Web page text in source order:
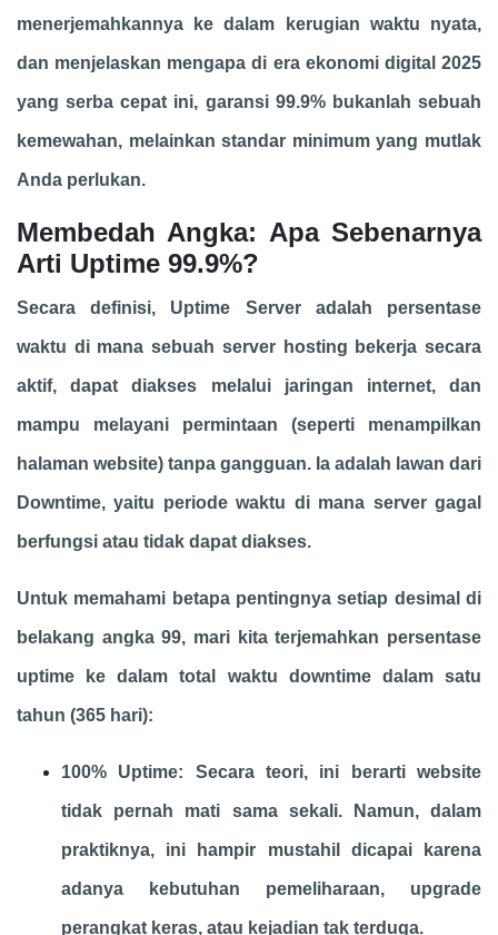
menerjemahkannya ke dalam kerugian waktu nyata,
dan menjelaskan mengapa di era ekonomi digital 2025
yang serba cepat ini, garansi 99.9% bukanlah sebuah
kemewahan, melainkan standar minimum yang mutlak
Anda perlukan.
Membedah Angka: Apa Sebenarnya
Arti Uptime 99.9%?
Secara definisi, Uptime Server adalah persentase
waktu di mana sebuah server hosting bekerja secara
aktif, dapat diakses melalui jaringan internet, dan
mampu melayani permintaan (seperti menampilkan
halaman website) tanpa gangguan. Ia adalah lawan dari
Downtime, yaitu periode waktu di mana server gagal
berfungsi atau tidak dapat diakses.
Untuk memahami betapa pentingnya setiap desimal di
belakang angka 99, mari kita terjemahkan persentase
uptime ke dalam total waktu downtime dalam satu
tahun (365 hari):
100% Uptime: Secara teori, ini berarti website
tidak pernah mati sama sekali. Namun, dalam
praktiknya, ini hampir mustahil dicapai karena
adanya kebutuhan pemeliharaan, upgrade
perangkat keras, atau kejadian tak terduga.